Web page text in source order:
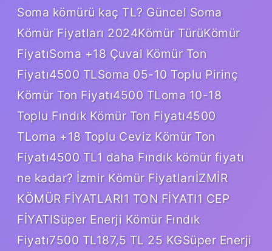
Soma kömürü kaç TL? Güncel Soma
Kömür Fiyatları 2024Kömür TürüKömür
FiyatıSoma +18 Çuval Kömür Ton
Fiyatı4500 TLSoma 05-10 Toplu Pirinç
Kömür Ton Fiyatı4500 TLoma 10-18
Toplu Fındık Kömür Ton Fiyatı4500
TLoma +18 Toplu Ceviz Kömür Ton
Fiyatı4500 TL1 daha Fındık kömür fiyatı
ne kadar? İzmir Kömür FiyatlarıİZMİR
KÖMÜR FİYATLARI1 TON FİYATI1 CEP
FİYATISüper Enerji Kömür Fındık
Fiyatı7500 TL187,5 TL 25 KGSüper Enerji